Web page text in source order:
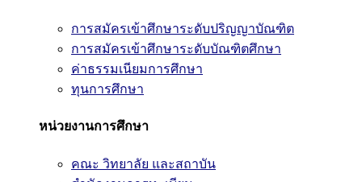
การสมัครเข้าศึกษาระดับปริญญาบัณฑิต
การสมัครเข้าศึกษาระดับบัณฑิตศึกษา
ค่าธรรมเนียมการศึกษา
ทุนการศึกษา
หน่วยงานการศึกษา
คณะ วิทยาลัย และสถาบัน